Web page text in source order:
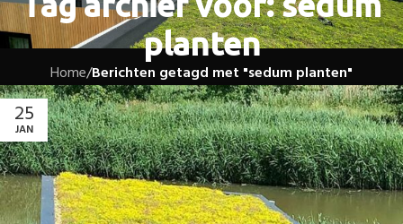
planten
Home/Berichten getagd met "sedum planten"
25
JAN